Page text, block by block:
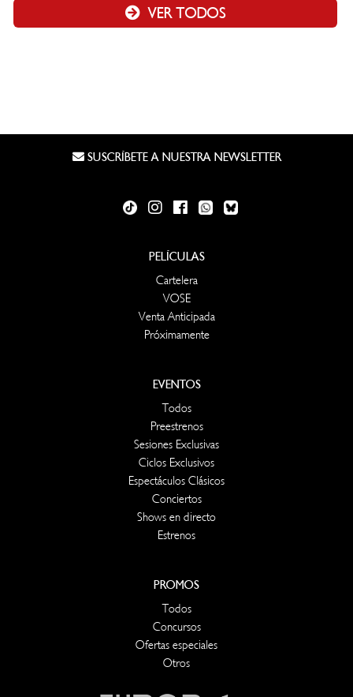
VER TODOS
SUSCRÍBETE A NUESTRA NEWSLETTER
PELÍCULAS
Cartelera
VOSE
Venta Anticipada
Próximamente
EVENTOS
Todos
Preestrenos
Sesiones Exclusivas
Ciclos Exclusivos
Espectáculos Clásicos
Conciertos
Shows en directo
Estrenos
PROMOS
Todos
Concursos
Ofertas especiales
Otros